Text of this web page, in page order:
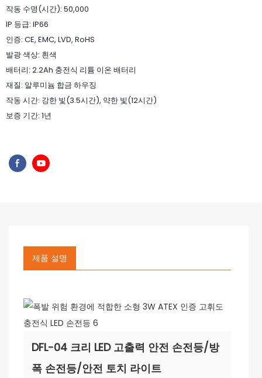
작동 수명(시간): 50,000
IP 등급: IP66
인증: CE, EMC, LVD, RoHS
발광 색상: 흰색
배터리: 2.2Ah 충전식 리튬 이온 배터리
재질: 알루미늄 합금 하우징
작동 시간: 강한 빛(3.5시간), 약한 빛(12시간)
보증 기간: 1년
제품 설명
DFL-04 크리 LED 고출력 안전 손전등/방
폭 손전등/안전 토치 라이트